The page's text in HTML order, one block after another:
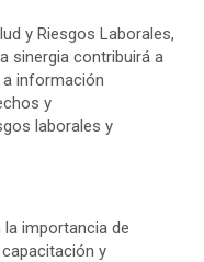
y Riesgos Laborales,
sinergia contribuirá a
información
y
laborales y
importancia de
y